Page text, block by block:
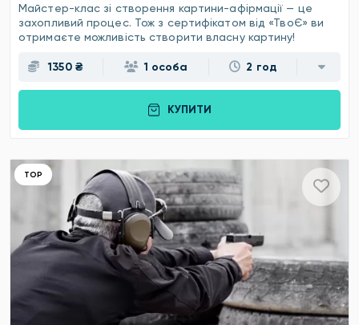
Майстер-клас зі створення картини-афірмації — це
захопливий процес. Тож з сертифікатом від «ТвоЄ» ви
отримаєте можливість створити власну картину!
1350 ₴ 1 особа 2 год
КУПИТИ
ТОР